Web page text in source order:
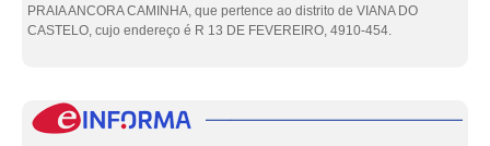
PRAIA ANCORA CAMINHA, que pertence ao distrito de VIANA DO
CASTELO, cujo endereço é R 13 DE FEVEREIRO, 4910-454.